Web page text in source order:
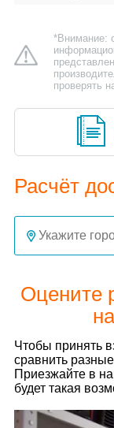
*Внимание:
проверять
Расчёт
Оцените
Чтобы принять
сравнить
Приезжайте в
будет такая